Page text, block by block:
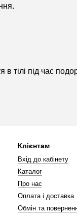
тілі під час
Клієнтам
Вхід до кабінету
Каталог
Про нас
Оплата і доставка
Обмін та